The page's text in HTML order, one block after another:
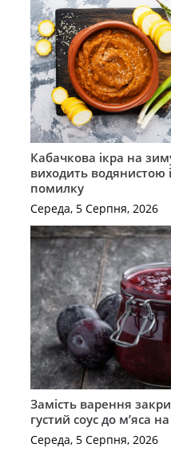
Кабачкова ікра на
виходить водянистою
помилку
Середа, 5 Серпня, 2026
Замість варення
густий соус до м’яса
Середа, 5 Серпня, 2026